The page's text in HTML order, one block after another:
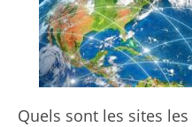
Quels sont les sites